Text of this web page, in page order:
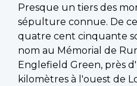
Presque un tiers des
sépulture connue. De
quatre cent cinquante
nom au Mémorial de
Englefield Green, près
kilomètres à l'ouest de